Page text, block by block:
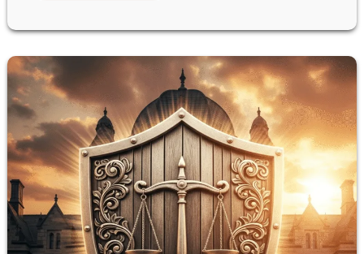
HOE
IK
ALS
BUITENLANDER
GEMAKKELIJK
LAND
KOPEN
ISRAËL
VOLGENS
DE
GRONDWET
IN
ISRAËL?